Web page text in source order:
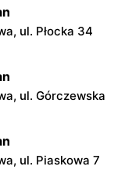
ul. Płocka 34
ul. Górczewska
ul. Piaskowa 7